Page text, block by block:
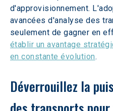
d'approvisionnement.
avancées d'analyse des
seulement de gagner en
établir un avantage
en constante évolution.
Déverrouillez la